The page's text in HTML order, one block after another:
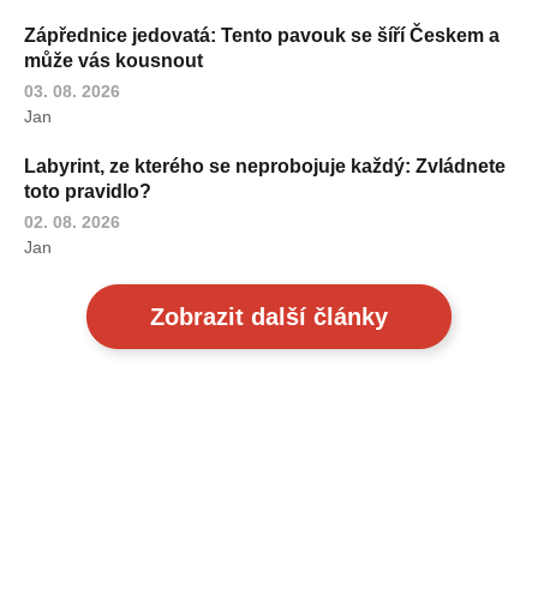
Zápřednice jedovatá: Tento pavouk se šíří Českem a
může vás kousnout
03. 08. 2026
Jan
Labyrint, ze kterého se neprobojuje každý: Zvládnete
toto pravidlo?
02. 08. 2026
Jan
Zobrazit další články